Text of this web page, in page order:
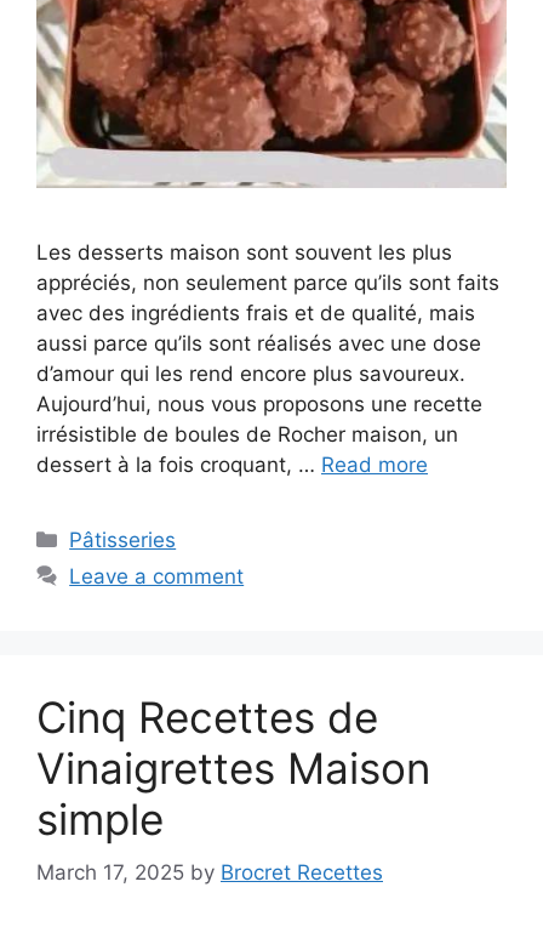
Les desserts maison sont souvent les plus
appréciés, non seulement parce qu’ils sont faits
avec des ingrédients frais et de qualité, mais
aussi parce qu’ils sont réalisés avec une dose
d’amour qui les rend encore plus savoureux.
Aujourd’hui, nous vous proposons une recette
irrésistible de boules de Rocher maison, un
dessert à la fois croquant, … Read more
Categories
Pâtisseries
Leave a comment
Cinq Recettes de
Vinaigrettes Maison
simple
March 17, 2025 by Brocret Recettes